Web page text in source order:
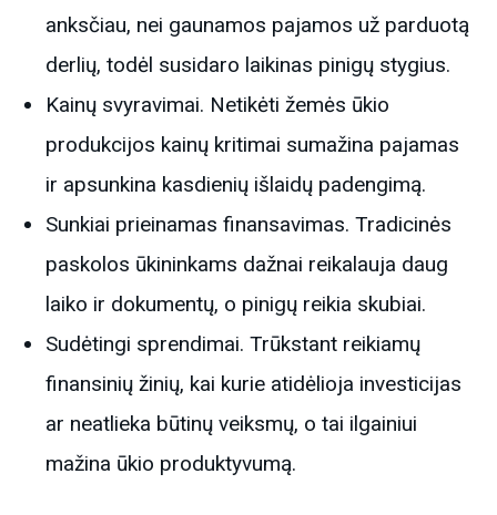
anksčiau, nei gaunamos pajamos už parduotą
derlių, todėl susidaro laikinas pinigų stygius.
Kainų svyravimai. Netikėti žemės ūkio
produkcijos kainų kritimai sumažina pajamas
ir apsunkina kasdienių išlaidų padengimą.
Sunkiai prieinamas finansavimas. Tradicinės
paskolos ūkininkams dažnai reikalauja daug
laiko ir dokumentų, o pinigų reikia skubiai.
Sudėtingi sprendimai. Trūkstant reikiamų
finansinių žinių, kai kurie atidėlioja investicijas
ar neatlieka būtinų veiksmų, o tai ilgainiui
mažina ūkio produktyvumą.